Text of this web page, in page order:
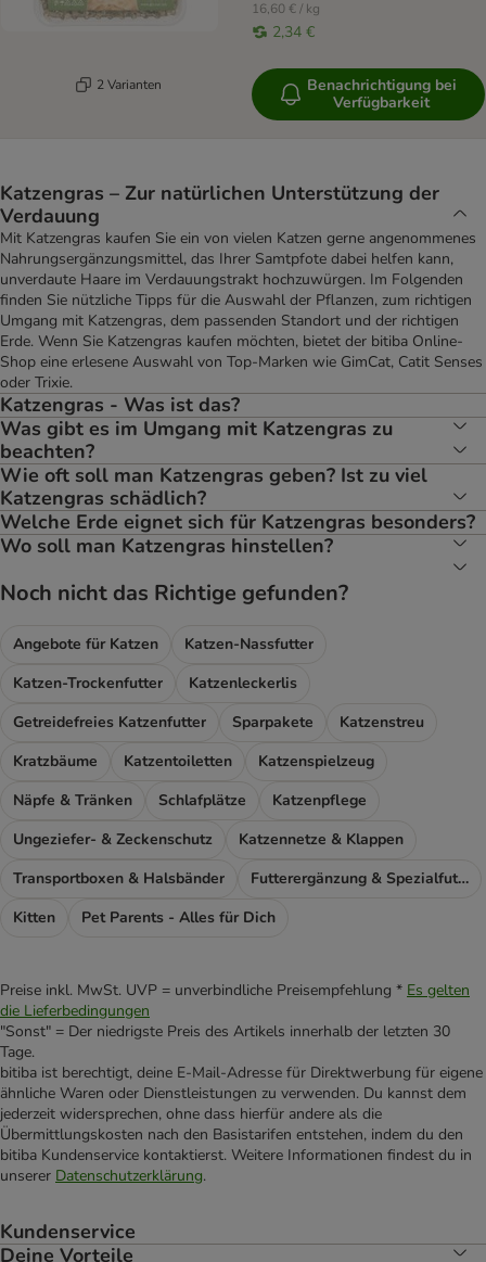
2 Varianten
16,60 € / kg
2,34 €
Benachrichtigung bei
Verfügbarkeit
Katzengras – Zur natürlichen Unterstützung der
Verdauung
Mit Katzengras kaufen Sie ein von vielen Katzen gerne angenommenes
Nahrungsergänzungsmittel, das Ihrer Samtpfote dabei helfen kann,
unverdaute Haare im Verdauungstrakt hochzuwürgen. Im Folgenden
finden Sie nützliche Tipps für die Auswahl der Pflanzen, zum richtigen
Umgang mit Katzengras, dem passenden Standort und der richtigen
Erde. Wenn Sie Katzengras kaufen möchten, bietet der bitiba Online-
Shop eine erlesene Auswahl von Top-Marken wie GimCat, Catit Senses
oder Trixie.
Katzengras - Was ist das?
Was gibt es im Umgang mit Katzengras zu
beachten?
Wie oft soll man Katzengras geben? Ist zu viel
Katzengras schädlich?
Welche Erde eignet sich für Katzengras besonders?
Wo soll man Katzengras hinstellen?
Noch nicht das Richtige gefunden?
Angebote für Katzen
Katzen-Nassfutter
Katzen-Trockenfutter
Katzenleckerlis
Getreidefreies Katzenfutter
Sparpakete
Katzenstreu
Kratzbäume
Katzentoiletten
Katzenspielzeug
Näpfe & Tränken
Schlafplätze
Katzenpflege
Ungeziefer- & Zeckenschutz
Katzennetze & Klappen
Transportboxen & Halsbänder
Futterergänzung & Spezialfutter
Kitten
Pet Parents - Alles für Dich
Preise inkl. MwSt. UVP = unverbindliche Preisempfehlung * Es gelten
die Lieferbedingungen
"Sonst" = Der niedrigste Preis des Artikels innerhalb der letzten 30
Tage.
bitiba ist berechtigt, deine E-Mail-Adresse für Direktwerbung für eigene
ähnliche Waren oder Dienstleistungen zu verwenden. Du kannst dem
jederzeit widersprechen, ohne dass hierfür andere als die
Übermittlungskosten nach den Basistarifen entstehen, indem du den
bitiba Kundenservice kontaktierst. Weitere Informationen findest du in
unserer Datenschutzerklärung.
Kundenservice
Deine Vorteile